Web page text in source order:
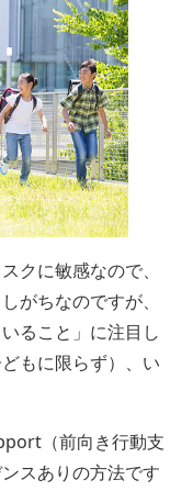
クに敏感なので、
がちなのですが、
ること」に注目し
もに限らず）、い
（前向き行動支
スありの方法です